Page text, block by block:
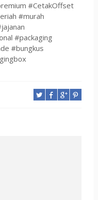
#CetakOffset
#murah
#packaging
#bungkus